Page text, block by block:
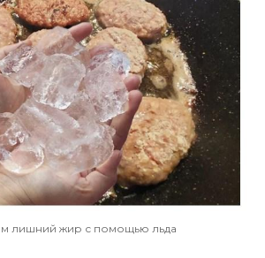
лишний жир с помощью льда